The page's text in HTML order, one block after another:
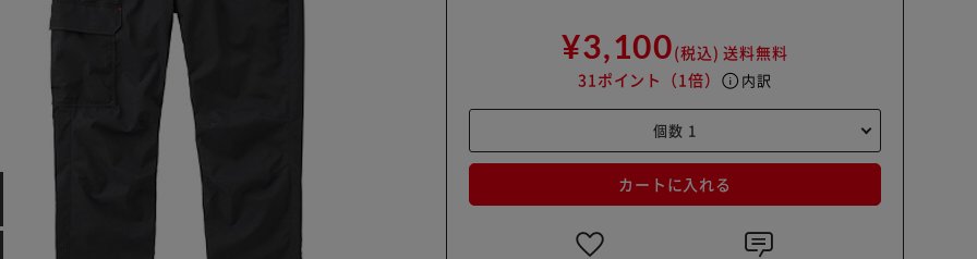
¥3,100(税込) 送料無料
31ポイント （1倍） info 内訳
カートに入れる